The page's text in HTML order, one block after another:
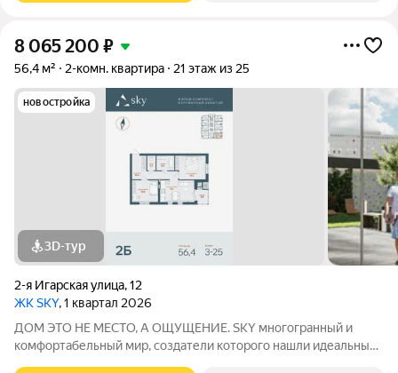
8 065 200 ₽
56,4 м² 2-комн. квартира 21 этаж из 25
новостройка
3D-тур
2-я Игарская улица,12
ЖК SKY, 1 квартал 2026
ДОМ ЭТО НЕ МЕСТО, А ОЩУЩЕНИЕ. SKY многогранный и
комфортабельный мир, создатели которого нашли идеальный